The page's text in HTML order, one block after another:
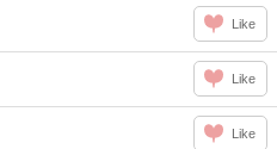
Like
Like
Like